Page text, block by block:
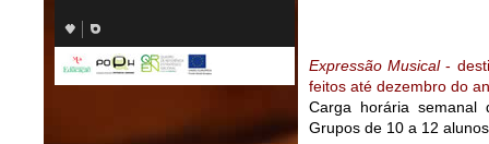
Expressão Musical-
feitos até dezembro do
Carga horária
Grupos de 10 a 12